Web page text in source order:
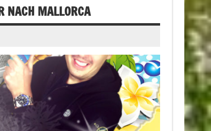
NACH MALLORCA